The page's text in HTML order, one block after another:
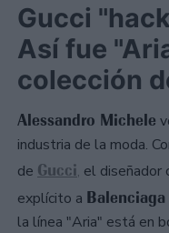
Gucci
Así fue
colección
Alessandro Michele
industria de la moda.
de Gucci, el diseñador
explícito a Balenciaga
la línea "Aria" está en